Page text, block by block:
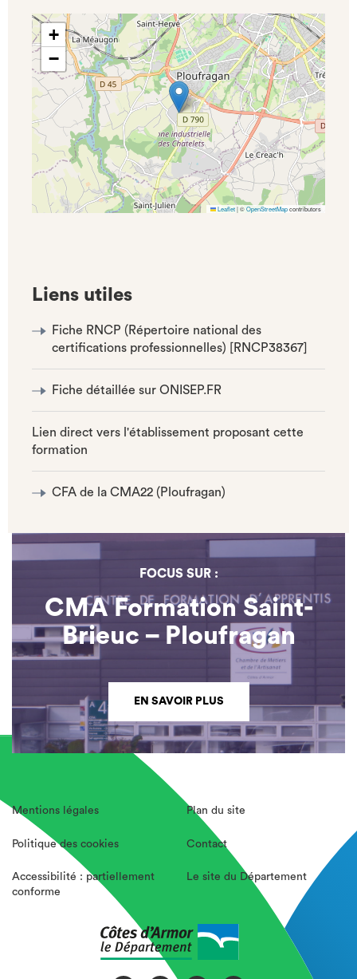
+
−
Leaflet|©OpenStreetMapcontributors
Liens utiles
Fiche RNCP (Répertoire national des
certifications professionnelles) [RNCP38367]
Fiche détaillée sur ONISEP.FR
Lien direct vers l'établissement proposant cette
formation
CFA de la CMA22 (Ploufragan)
FOCUS SUR :
CMA Formation Saint-
Brieuc – Ploufragan
EN SAVOIR PLUS
Mentions légales
Politique des cookies
Accessibilité : partiellement
conforme
Plan du site
Contact
Le site du Département